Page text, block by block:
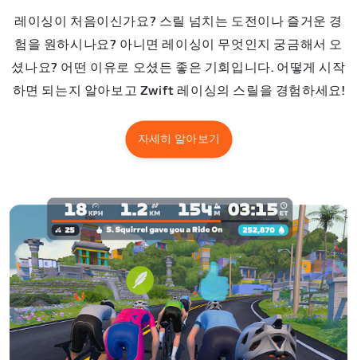
레이싱이 처음이신가요? 스릴 넘치는 도전이나 즐거운 경
험을 원하시나요? 아니면 레이싱이 무엇인지 궁금해서 오
셨나요? 어떤 이유로 오셨든 좋은 기회입니다. 어떻게 시작
하면 되는지 알아보고 Zwift 레이싱의 스릴을 경험하세요!
자세히 알아보기